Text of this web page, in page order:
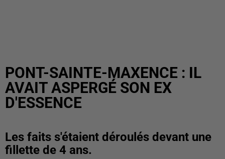
PONT-SAINTE-MAXENCE : IL
AVAIT ASPERGÉ SON EX
D'ESSENCE
Les faits s'étaient déroulés devant une
fillette de 4 ans.